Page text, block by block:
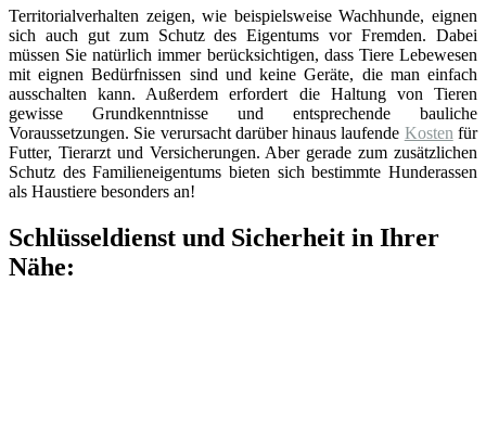
Territorialverhalten zeigen, wie beispielsweise Wachhunde, eignen
sich auch gut zum Schutz des Eigentums vor Fremden. Dabei
müssen Sie natürlich immer berücksichtigen, dass Tiere Lebewesen
mit eignen Bedürfnissen sind und keine Geräte, die man einfach
ausschalten kann. Außerdem erfordert die Haltung von Tieren
gewisse Grundkenntnisse und entsprechende bauliche
Voraussetzungen. Sie verursacht darüber hinaus laufende Kosten für
Futter, Tierarzt und Versicherungen. Aber gerade zum zusätzlichen
Schutz des Familieneigentums bieten sich bestimmte Hunderassen
als Haustiere besonders an!
Schlüsseldienst und Sicherheit in Ihrer
Nähe: